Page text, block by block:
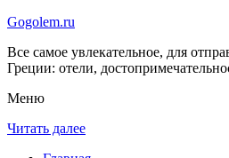
Gogolem.ru
Все самое увлекательное, для
Греции: отели,
Меню
Читать далее